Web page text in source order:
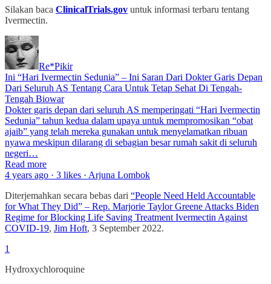
Silakan baca ClinicalTrials.gov untuk informasi terbaru tentang
Ivermectin.
Re*Pikir
Ini “Hari Ivermectin Sedunia” – Ini Saran Dari Dokter Garis Depan
Dari Seluruh AS Tentang Cara Untuk Tetap Sehat Di Tengah-
Tengah Biowar
Dokter garis depan dari seluruh AS memperingati “Hari Ivermectin
Sedunia” tahun kedua dalam upaya untuk mempromosikan “obat
ajaib” yang telah mereka gunakan untuk menyelamatkan ribuan
nyawa meskipun dilarang di sebagian besar rumah sakit di seluruh
negeri…
Read more
4 years ago · 3 likes · Arjuna Lombok
Diterjemahkan secara bebas dari “People Need Held Accountable
for What They Did” – Rep. Marjorie Taylor Greene Attacks Biden
Regime for Blocking Life Saving Treatment Ivermectin Against
COVID-19, Jim Hoft, 3 September 2022.
1
Hydroxychloroquine